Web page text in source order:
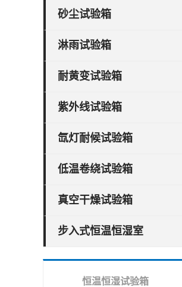
砂尘试验箱
淋雨试验箱
耐黄变试验箱
紫外线试验箱
氙灯耐候试验箱
低温卷绕试验箱
真空干燥试验箱
步入式恒温恒湿室
恒温恒湿试验箱